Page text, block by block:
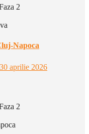
2
Napoca
30 aprilie 2026
2